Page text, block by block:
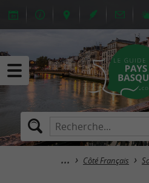
Côté Français